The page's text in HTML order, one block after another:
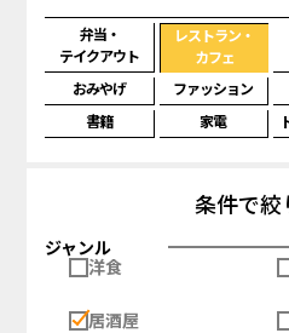
弁当・
テイクアウト
レストラン・
カフェ
おみやげ ファッション
書籍
家電
条件で絞
ジャンル
洋食
居酒屋